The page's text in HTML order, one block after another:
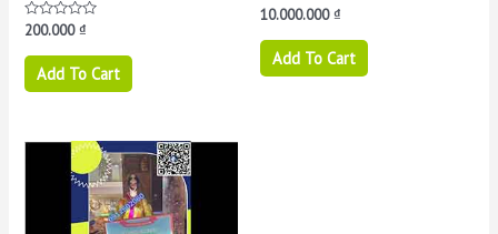
Rated
out
200.000₫
Add To Cart
Rated
out
10.000.000₫
Add To Cart